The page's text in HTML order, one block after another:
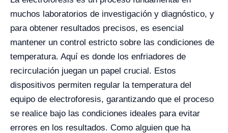
muchos laboratorios de investigación y diagnóstico, y
para obtener resultados precisos, es esencial
mantener un control estricto sobre las condiciones de
temperatura. Aquí es donde los enfriadores de
recirculación juegan un papel crucial. Estos
dispositivos permiten regular la temperatura del
equipo de electroforesis, garantizando que el proceso
se realice bajo las condiciones ideales para evitar
errores en los resultados. Como alguien que ha